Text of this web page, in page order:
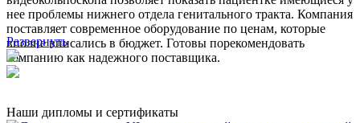
нее проблемы нижнего отдела генитального тракта. Компания
поставляет современное оборудование по ценам, которые
вполне вписались в бюджет. Готовы порекомендовать
компанию как надежного поставщика.
Развернуть
Наши дипломы и сертификаты